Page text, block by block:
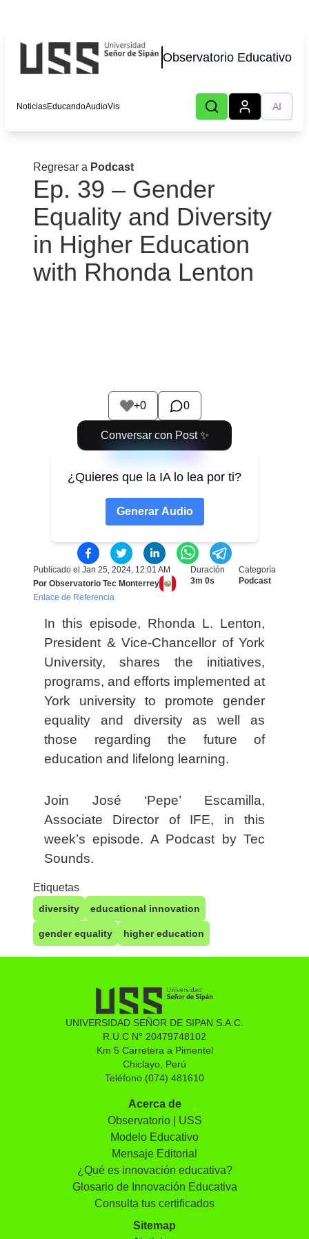
Observatorio Educativo
NoticiasEducandoAudioVisual Autores Eventos CHOTAI
Regresar a Podcast
Ep. 39 – Gender
Equality and Diversity
in Higher Education
with Rhonda Lenton
+0 0
Conversar con Post ✨
¿Quieres que la IA lo lea por ti?
Generar Audio
Publicado el Jan 25, 2024, 12:01 AM
Por Observatorio Tec Monterrey
Enlace de Referencia
Duración
3m 0s
Categoría
Podcast
In this episode, Rhonda L. Lenton,
President & Vice-Chancellor of York
University, shares the initiatives,
programs, and efforts implemented at
York university to promote gender
equality and diversity as well as
those regarding the future of
education and lifelong learning.
Join José ‘Pepe’ Escamilla,
Associate Director of IFE, in this
week’s episode. A Podcast by Tec
Sounds.
Etiquetas
diversity educational innovation
gender equality higher education
UNIVERSIDAD SEÑOR DE SIPAN S.A.C.
R.U.C N° 20479748102
Km 5 Carretera a Pimentel
Chiclayo, Perú
Teléfono (074) 481610
Acerca de
Observatorio | USS
Modelo Educativo
Mensaje Editorial
¿Qué es innovación educativa?
Glosario de Innovación Educativa
Consulta tus certificados
Sitemap